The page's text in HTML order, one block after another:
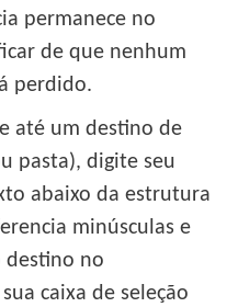
permanece no
de que nenhum
perdido.
até um destino de
pasta), digite seu
abaixo da estrutura
minúsculas e
destino no
caixa de seleção